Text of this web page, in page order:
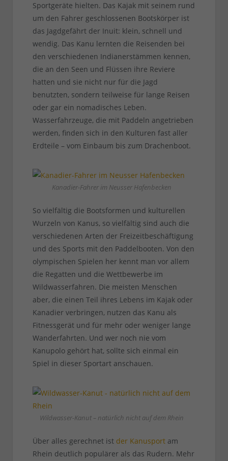
Sportgeräte hielten. Das Kajak mit seinem rund
um den Fahrer geschlossenen Bootskörper ist
das Jagdgefährt der Inuit: klein, schnell und
wendig. Das Kanu lernten die Reisenden bei
den verschiedenen Indianerstämmen kennen,
die an den Seen und Flüssen ihre Reviere
hatten und sie nicht nur für die Jagd
benutzten, sondern teilweise für lange Reisen
oder gar ein nomadisches Leben.
Wasserfahrzeuge, die mit Paddeln angetrieben
werden, finden sich in den Kulturen fast aller
Erdteile – vom Einbaum bis zum Drachenboot.
Kanadier-Fahrer im Neusser Hafenbecken
So vielfältig die Bootsformen und kulturellen
Wurzeln von Kanus, so vielfältig sind auch die
verschiedenen Arten der Freizeitbeschäftigung
und des Sports mit den Paddelbooten. Von den
olympischen Spielen her kennt man vor allem
die Regatten und die Wettbewerbe im
Wildwasserfahren. Die meisten Menschen
aber, die einen Teil ihres Lebens im Kajak oder
Kanadier verbringen, nutzen das Kanu als
Fitnessgerät und für mehr oder weniger lange
Wanderfahrten. Und wer noch nie vom
Kanupolo gehört hat, sollte sich einmal ein
Spiel in dieser Sportart anschauen.
Wildwasser-Kanut – natürlich nicht auf dem Rhein
Über alles gerechnet ist der Kanusportam
Rhein deutlich populärer als das Rudern. Mehr